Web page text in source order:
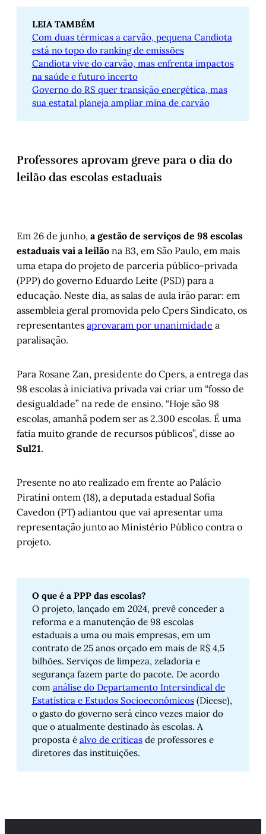
LEIA TAMBÉM
Com duas térmicas a carvão, pequena Candiota
está no topo do ranking de emissões
Candiota vive do carvão, mas enfrenta impactos
na saúde e futuro incerto
Governo do RS quer transição energética, mas
sua estatal planeja ampliar mina de carvão
Professores aprovam greve para o dia do
leilão das escolas estaduais
Em 26 de junho, a gestão de serviços de 98 escolas
estaduais vai a leilão na B3, em São Paulo, em mais
uma etapa do projeto de parceria público-privada
(PPP) do governo Eduardo Leite (PSD) para a
educação. Neste dia, as salas de aula irão parar: em
assembleia geral promovida pelo Cpers Sindicato, os
representantes aprovaram por unanimidade a
paralisação.
Para Rosane Zan, presidente do Cpers, a entrega das
98 escolas à iniciativa privada vai criar um “fosso de
desigualdade” na rede de ensino. “Hoje são 98
escolas, amanhã podem ser as 2.300 escolas. É uma
fatia muito grande de recursos públicos”, disse ao
Sul21.
Presente no ato realizado em frente ao Palácio
Piratini ontem (18), a deputada estadual Sofia
Cavedon (PT) adiantou que vai apresentar uma
representação junto ao Ministério Público contra o
projeto.
O que é a PPP das escolas?
O projeto, lançado em 2024, prevê conceder a
reforma e a manutenção de 98 escolas
estaduais a uma ou mais empresas, em um
contrato de 25 anos orçado em mais de R$ 4,5
bilhões. Serviços de limpeza, zeladoria e
segurança fazem parte do pacote. De acordo
com análise do Departamento Intersindical de
Estatística e Estudos Socioeconômicos(Dieese),
o gasto do governo será cinco vezes maior do
que o atualmente destinado às escolas. A
proposta é alvo de críticasde professores e
diretores das instituições.